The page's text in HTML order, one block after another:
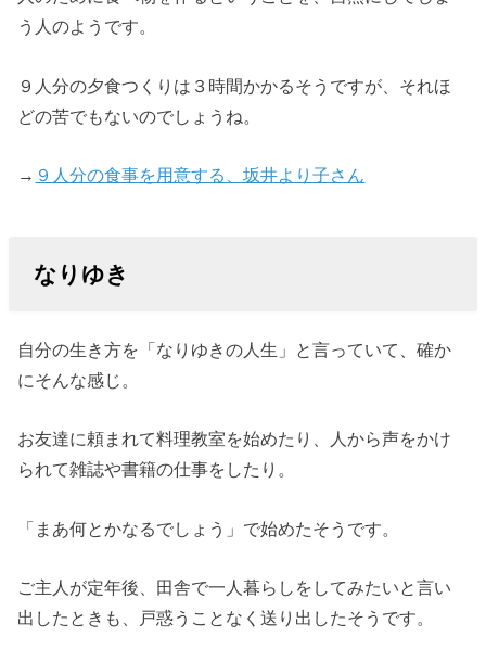
う人のようです。
９人分の夕食つくりは３時間かかるそうですが、それほ
どの苦でもないのでしょうね。
→ ９人分の食事を用意する、坂井より子さん
なりゆき
自分の生き方を「なりゆきの人生」と言っていて、確か
にそんな感じ。
お友達に頼まれて料理教室を始めたり、人から声をかけ
られて雑誌や書籍の仕事をしたり。
「まあ何とかなるでしょう」で始めたそうです。
ご主人が定年後、田舎で一人暮らしをしてみたいと言い
出したときも、戸惑うことなく送り出したそうです。